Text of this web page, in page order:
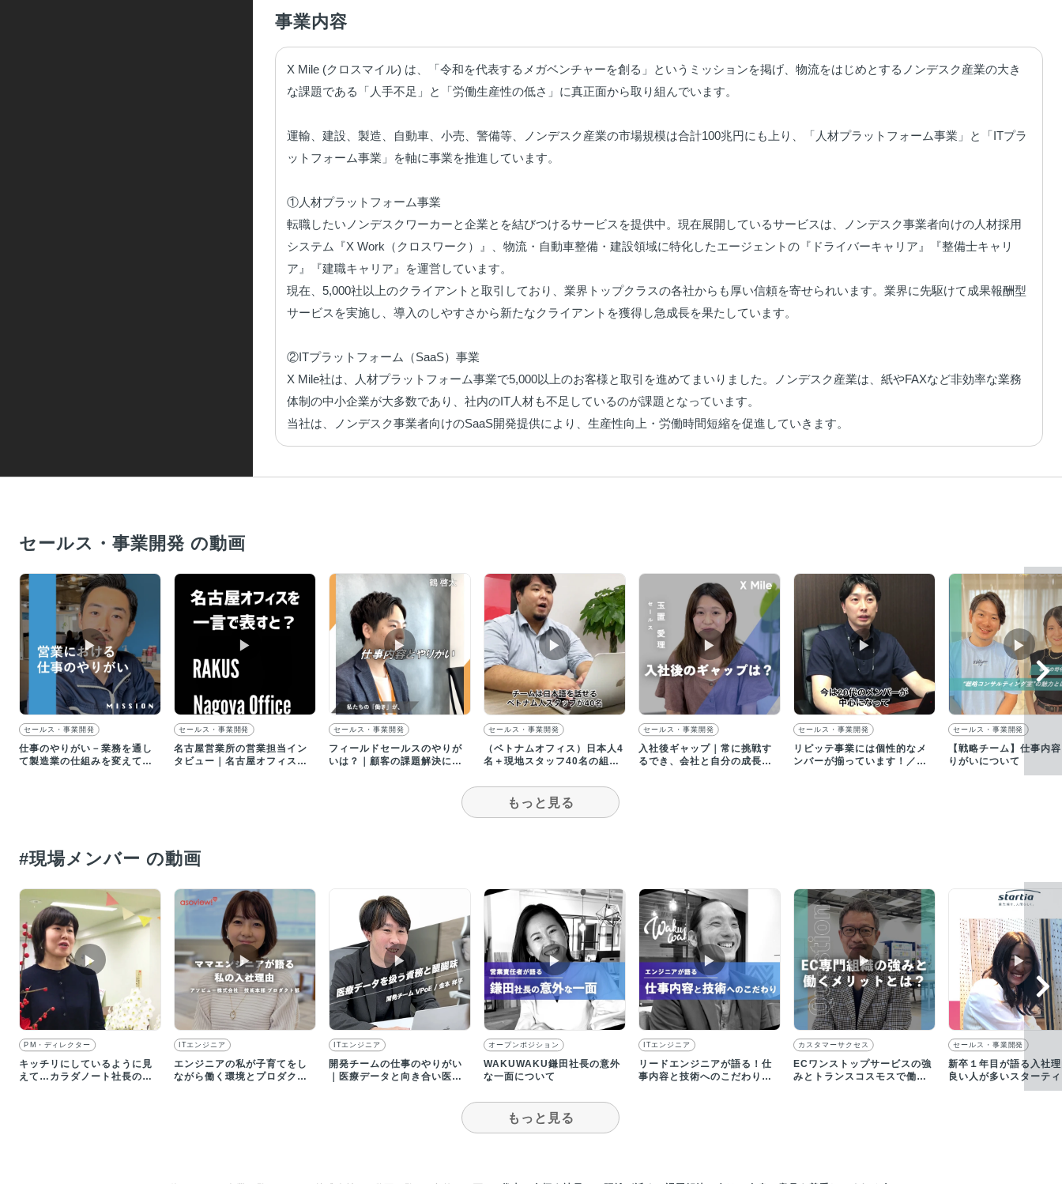
事業内容
X Mile (クロスマイル) は、「令和を代表するメガベンチャーを創る」というミッションを掲げ、物流をはじめとするノンデスク産業の大き
な課題である「人手不足」と「労働生産性の低さ」に真正面から取り組んでいます。
運輸、建設、製造、自動車、小売、警備等、ノンデスク産業の市場規模は合計100兆円にも上り、「人材プラットフォーム事業」と「ITプラ
ットフォーム事業」を軸に事業を推進しています。
①人材プラットフォーム事業
転職したいノンデスクワーカーと企業とを結びつけるサービスを提供中。現在展開しているサービスは、ノンデスク事業者向けの人材採用
システム『X Work（クロスワーク）』、物流・自動車整備・建設領域に特化したエージェントの『ドライバーキャリア』『整備士キャリ
ア』『建職キャリア』を運営しています。
現在、5,000社以上のクライアントと取引しており、業界トップクラスの各社からも厚い信頼を寄せられいます。業界に先駆けて成果報酬型
サービスを実施し、導入のしやすさから新たなクライアントを獲得し急成長を果たしています。
②ITプラットフォーム（SaaS）事業
X Mile社は、人材プラットフォーム事業で5,000以上のお客様と取引を進めてまいりました。ノンデスク産業は、紙やFAXなど非効率な業務
体制の中小企業が大多数であり、社内のIT人材も不足しているのが課題となっています。
当社は、ノンデスク事業者向けのSaaS開発提供により、生産性向上・労働時間短縮を促進していきます。
セールス・事業開発 の動画
▶︎
セールス・事業開発
仕事のやりがい－業務を通し
て製造業の仕組みを変えてい
▶︎
セールス・事業開発
名古屋営業所の営業担当イン
タビュー｜名古屋オフィスを
▶︎
セールス・事業開発
フィールドセールスのやりが
いは？｜顧客の課題解決に向
▶︎
セールス・事業開発
（ベトナムオフィス）日本人4
名＋現地スタッフ40名の組織
▶︎
セールス・事業開発
入社後ギャップ｜常に挑戦す
るでき、会社と自分の成長を
▶︎
セールス・事業開発
リピッテ事業には個性的なメ
ンバーが揃っています！／
▶︎
セールス・事業開発
【戦略チーム】仕事内
りがいについて
もっと見る
#現場メンバー の動画
▶︎
PM・ディレクター
キッチリにしているように見
えて…カラダノート社長の意
▶︎
ITエンジニア
エンジニアの私が子育てをし
ながら働く環境とプロダクト
▶︎
ITエンジニア
開発チームの仕事のやりがい
｜医療データと向き合い医療
▶︎
オープンポジション
WAKUWAKU鎌田社長の意外
な一面について
▶︎
ITエンジニア
リードエンジニアが語る！仕
事内容と技術へのこだわりに
▶︎
カスタマーサクセス
ECワンストップサービスの強
みとトランスコスモスで働く
▶︎
セールス・事業開発
新卒１年目が語る入社
良い人が多いスターテ
から、頑張ろうと思え
もっと見る